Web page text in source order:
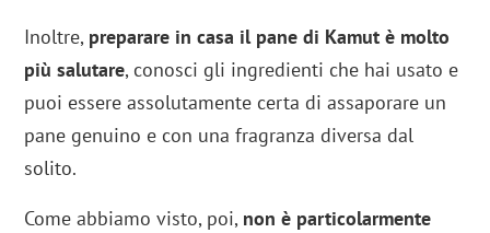
Inoltre, preparare in casa il pane di Kamut è molto
più salutare, conosci gli ingredienti che hai usato e
puoi essere assolutamente certa di assaporare un
pane genuino e con una fragranza diversa dal
solito.
Come abbiamo visto, poi, non è particolarmente